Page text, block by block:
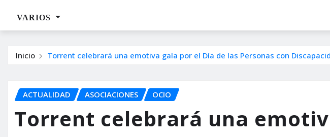
VARIOS
Inicio Torrent celebrará una emotiva gala por el Día de las Personas con
ACTUALIDAD ASOCIACIONES OCIO
Torrent celebrará una